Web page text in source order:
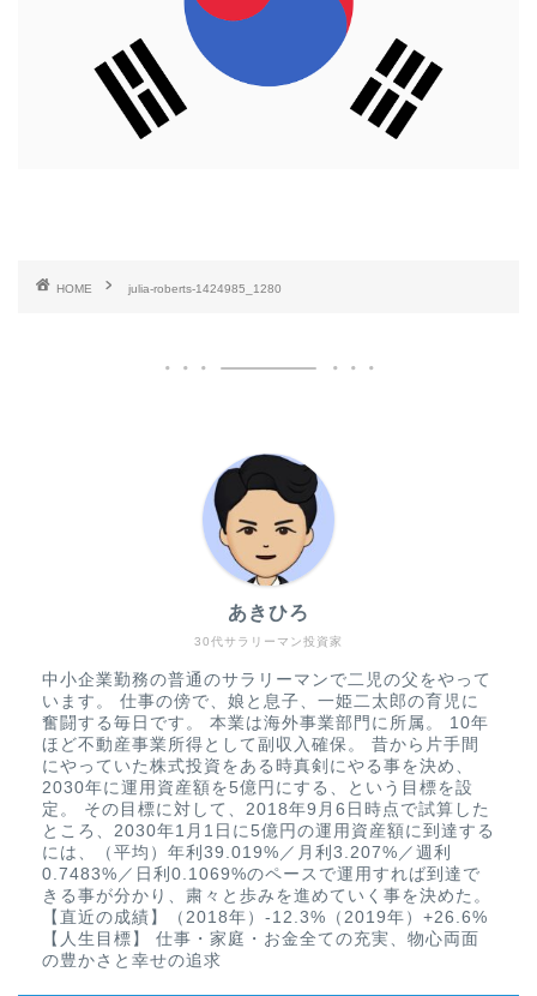
HOME julia-roberts-1424985_1280
30代サラリーマン投資家
あきひろ
中小企業勤務の普通のサラリーマンで二児の父をやって
います。 仕事の傍で、娘と息子、一姫二太郎の育児に
奮闘する毎日です。 本業は海外事業部門に所属。 10年
ほど不動産事業所得として副収入確保。 昔から片手間
にやっていた株式投資をある時真剣にやる事を決め、
2030年に運用資産額を5億円にする、という目標を設
定。 その目標に対して、2018年9月6日時点で試算した
ところ、2030年1月1日に5億円の運用資産額に到達する
には、（平均）年利39.019%／月利3.207%／週利
0.7483%／日利0.1069%のペースで運用すれば到達で
きる事が分かり、粛々と歩みを進めていく事を決めた。
【直近の成績】（2018年）-12.3%（2019年）+26.6%
【人生目標】 仕事・家庭・お金全ての充実、物心両面
の豊かさと幸せの追求